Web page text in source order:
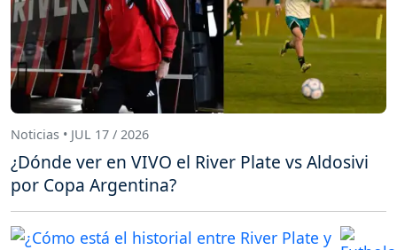
Noticias • JUL 17 / 2026
¿Dónde ver en VIVO el River Plate vs Aldosivi
por Copa Argentina?